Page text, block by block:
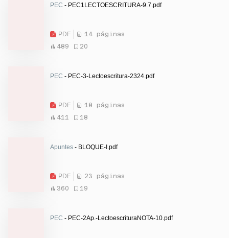
PEC - PEC1LECTOESCRITURA-9.7.pdf
PDF
14 páginas
489
20
PEC - PEC-3-Lectoescritura-2324.pdf
PDF
18 páginas
411
18
Apuntes - BLOQUE-I.pdf
PDF
23 páginas
360
19
PEC - PEC-2Ap.-LectoescrituraNOTA-10.pdf